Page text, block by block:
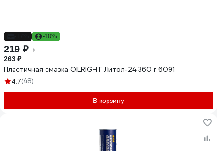
-10%
219 ₽
263 ₽
Пластичная смазка OILRIGHT Литол-24 360 г 6091
4.7(48)
В корзину